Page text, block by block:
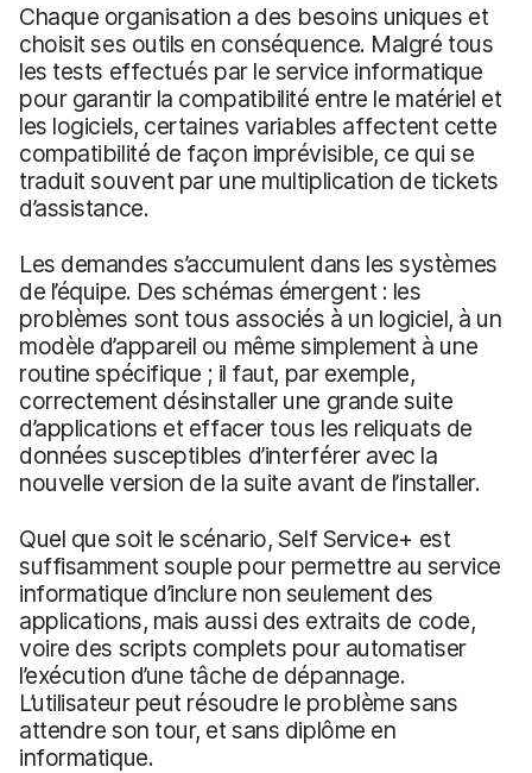
Chaque organisation a des besoins uniques et
choisit ses outils en conséquence. Malgré tous
les tests effectués par le service informatique
pour garantir la compatibilité entre le matériel et
les logiciels, certaines variables affectent cette
compatibilité de façon imprévisible, ce qui se
traduit souvent par une multiplication de tickets
d’assistance.
Les demandes s’accumulent dans les systèmes
de l’équipe. Des schémas émergent : les
problèmes sont tous associés à un logiciel, à un
modèle d’appareil ou même simplement à une
routine spécifique ; il faut, par exemple,
correctement désinstaller une grande suite
d’applications et effacer tous les reliquats de
données susceptibles d’interférer avec la
nouvelle version de la suite avant de l’installer.
Quel que soit le scénario, Self Service+ est
suffisamment souple pour permettre au service
informatique d’inclure non seulement des
applications, mais aussi des extraits de code,
voire des scripts complets pour automatiser
l’exécution d’une tâche de dépannage.
L’utilisateur peut résoudre le problème sans
attendre son tour, et sans diplôme en
informatique.